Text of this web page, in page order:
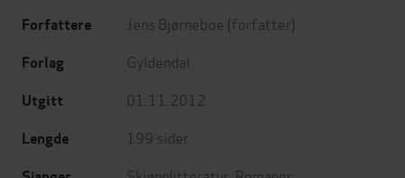
Forfattere Jens Bjørneboe (forfatter)
Forlag Gyldendal
Utgitt 01.11.2012
Lengde 199 sider